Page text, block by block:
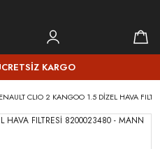
KARGO
CLIO 2 KANGOO 1.5 DİZEL HAVA